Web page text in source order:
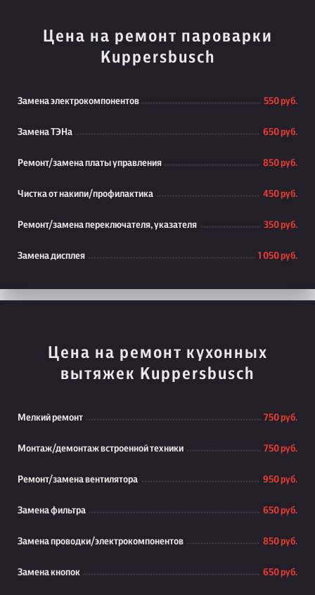
Цена на ремонт пароварки
Kuppersbusch
Замена электрокомпонентов 550 руб.
Замена ТЭНа 650 руб.
Ремонт/замена платы управления 850 руб.
Чистка от накипи/профилактика 450 руб.
Ремонт/замена переключателя, указателя 350 руб.
Замена дисплея 1 050 руб.
Цена на ремонт кухонных
вытяжек Kuppersbusch
Мелкий ремонт 750 руб.
Монтаж/демонтаж встроенной техники 750 руб.
Ремонт/замена вентилятора 950 руб.
Замена фильтра 650 руб.
Замена проводки/электрокомпонентов 850 руб.
Замена кнопок 650 руб.